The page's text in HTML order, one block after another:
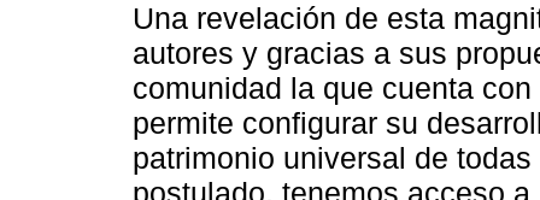
Una revelación de esta
autores y gracias a sus
comunidad la que cuenta
permite configurar su
patrimonio universal de